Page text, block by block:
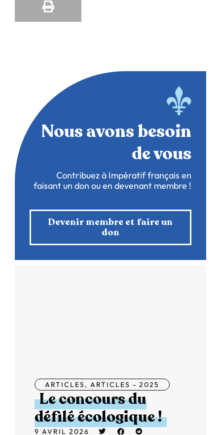
Nous avons besoin
de vous
Contribuez à Impératif français en
faisant un don ou en devenant membre !
Devenir membre et faire un
don
ARTICLES, ARTICLES - 2025
Le concours du
défilé écologique !
9 AVRIL 2026